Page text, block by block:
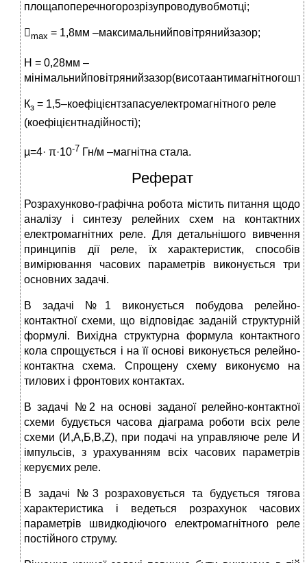
площапоперечногорозрізупроводувобмотці;
max = 1,8мм –максимальнийповітрянийзазор;
H = 0,28мм –
Кз = 1,5–коефіцієнтзапасуелектромагнітного реле
(коефіцієнтнадійності);
µ=4· π·10-7 Гн/м –магнітна стала.
Реферат
Розрахунково-графічна робота містить питання щодо
аналізу і синтезу релейних схем на контактних
електромагнітних реле. Для детальнішого вивчення
принципів дії реле, їх характеристик, способів
вимірювання часових параметрів виконується три
основних задачі.
В задачі №1 виконується побудова релейно-
контактної схеми, що відповідає заданій структурній
формулі. Вихідна структурна формула контактного
кола спрощується і на її основі виконується релейно-
контактна схема. Спрощену схему виконуємо на
тилових і фронтових контактах.
В задачі №2 на основі заданої релейно-контактної
схеми будується часова діаграма роботи всіх реле
схеми (И,А,Б,В,Z), при подачі на управляюче реле И
імпульсів, з урахуванням всіх часових параметрів
керуємих реле.
В задачі №3 розраховується та будується тягова
характеристика і ведеться розрахунок часових
параметрів швидкодіючого електромагнітного реле
постійного струму.